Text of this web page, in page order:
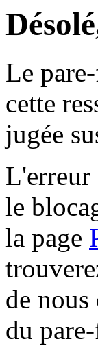
Le
cette
jugée
L'erreur
le
la page
de nous
du